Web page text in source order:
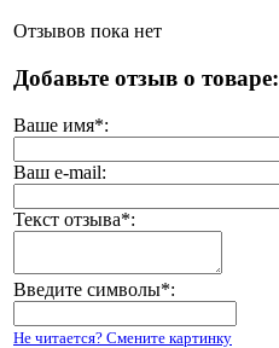
Отзывов пока нет
Добавьте отзыв о товаре:
Ваше имя*:
Ваш e-mail:
Текст отзыва*:
Введите символы*:
Не читается? Смените картинку